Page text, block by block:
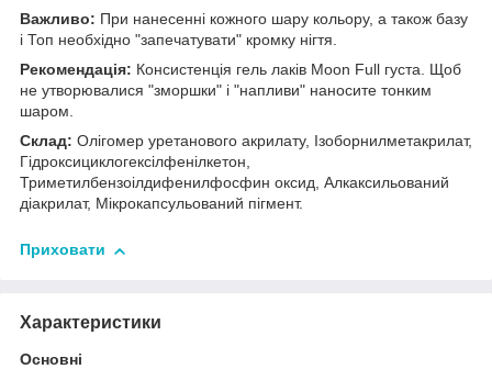
Важливо: При нанесенні кожного шару кольору, а також базу
і Топ необхідно "запечатувати" кромку нігтя.
Рекомендація: Консистенція гель лаків Moon Full густа. Щоб
не утворювалися "зморшки" і "напливи" наносите тонким
шаром.
Склад: Олігомер уретанового акрилату, Ізоборнилметакрилат,
Гідроксициклогексілфенілкетон,
Триметилбензоілдифенилфосфин оксид, Алкаксильований
діакрилат, Мікрокапсульований пігмент.
Приховати
Характеристики
Основні